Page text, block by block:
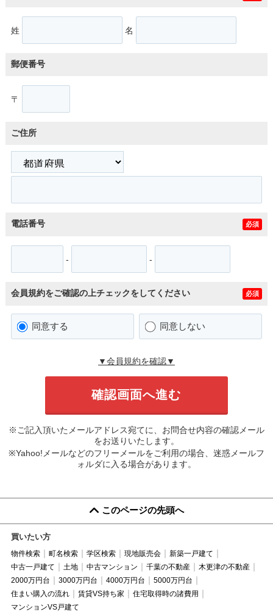
姓 名
郵便番号
〒
ご住所
電話番号 必須
- -
会員規約をご確認の上チェックをしてください 必須
同意する 同意しない
▼会員規約を確認▼
※ご記入頂いたメールアドレス宛てに、お問合せ内容の確認メール
をお送りいたします。
※Yahoo!メールなどのフリーメールをご利用の場合、迷惑メールフ
ォルダに入る場合があります。
このページの先頭へ
買いたい方
物件検索 町名検索 学区検索 現地販売会
新築一戸建て
中古一戸建て
土地 中古マンション 千葉の不動産
木更津の不動産
2000万円台
3000万円台 4000万円台
5000万円台
住まい購入の流れ
賃貸VS持ち家
住宅取得時の諸費用
マンションVS戸建て